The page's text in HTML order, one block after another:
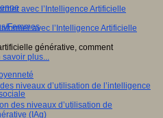
Femmes
avec l’Intelligence Artificielle
générative, comment
savoir plus...
niveaux d’utilisation de l’intelligence